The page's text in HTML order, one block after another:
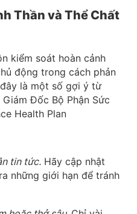
Thần và Thể Chất
kiểm soát hoàn cảnh
động trong cách phản
là một số gợi ý từ
Đốc Bộ Phận Sức
Health Plan
tin tức. Hãy cập nhật
những giới hạn để tránh